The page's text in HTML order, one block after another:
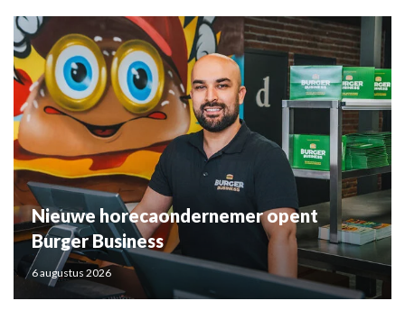
Nieuwe horecaondernemer opent
Burger Business
6 augustus 2026